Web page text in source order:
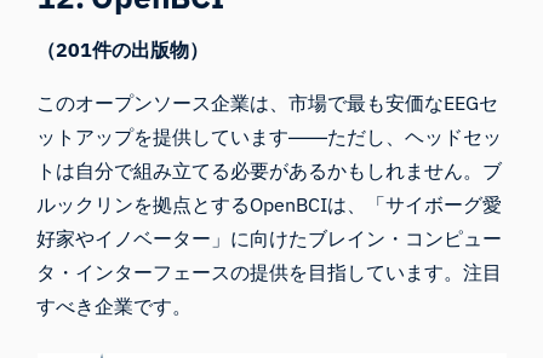
（201件の出版物）
このオープンソース企業は、市場で最も安価なEEGセ
ットアップを提供しています――ただし、ヘッドセッ
トは自分で組み立てる必要があるかもしれません。ブ
ルックリンを拠点とするOpenBCIは 、「サイボーグ愛
好家やイノベーター」に向けたブレイン・コンピュー
タ・インターフェースの提供を目指しています。注目
すべき企業です。